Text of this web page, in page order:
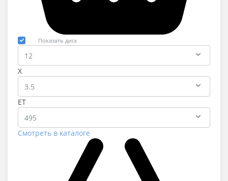
Показать диск
X
ET
Смотреть в каталоге